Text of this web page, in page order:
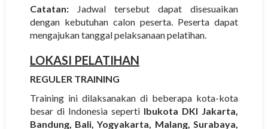
Catatan:Jadwal tersebut dapat disesuaikan
dengan kebutuhan calon peserta. Peserta dapat
mengajukan tanggal pelaksanaan pelatihan.
LOKASI PELATIHAN
REGULER TRAINING
Training ini dilaksanakan di beberapa kota-kota
besar di Indonesia seperti Ibukota DKI Jakarta,
Bandung, Bali, Yogyakarta, Malang, Surabaya,